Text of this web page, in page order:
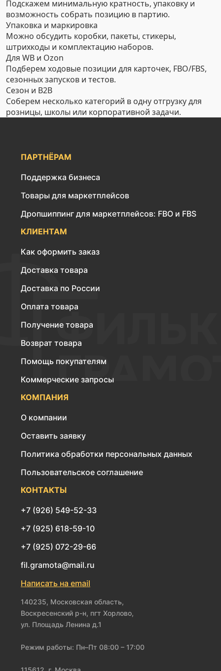
Подскажем минимальную кратность, упаковку и
возможность собрать позицию в партию.
Упаковка и маркировка
Можно обсудить коробки, пакеты, стикеры,
штрихкоды и комплектацию наборов.
Для WB и Ozon
Подберем ходовые позиции для карточек, FBO/FBS,
сезонных запусков и тестов.
Сезон и B2B
Соберем несколько категорий в одну отгрузку для
розницы, школы или корпоративной задачи.
ПАРТНЁРАМ
Поддержка бизнеса
Товары для маркетплейсов
Дропшиппинг для маркетплейсов: FBO и FBS
КЛИЕНТАМ
Как оформить заказ
Доставка товара
Доставка по России
Оплата товара
Получение товара
Возврат товара
Помощь покупателям
Коммерческие запросы
КОМПАНИЯ
О компании
Оставить заявку
Политика обработки персональных данных
Пользовательское соглашение
КОНТАКТЫ
+7 (926) 549-52-33
+7 (925) 618-59-10
+7 (925) 072-29-66
fil.gramota@mail.ru
Написать на email
140235, Московская область,
Воскресенский р-н, пгт Хорлово,
ул. Площадь Ленина д.1
Режим работы: Пн–Пт 08:00 – 17:00